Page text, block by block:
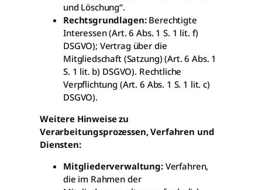
und Löschung“.
Rechtsgrundlagen:Berechtigte
Interessen (Art. 6 Abs. 1 S. 1 lit. f)
DSGVO); Vertrag über die
Mitgliedschaft (Satzung) (Art. 6 Abs. 1
S. 1 lit. b) DSGVO). Rechtliche
Verpflichtung (Art. 6 Abs. 1 S. 1 lit. c)
DSGVO).
Weitere Hinweise zu
Verarbeitungsprozessen, Verfahren und
Diensten:
Mitgliederverwaltung: Verfahren,
die im Rahmen der